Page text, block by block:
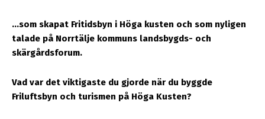
…som skapat Fritidsbyn i Höga kusten och som nyligen
talade på Norrtälje kommuns landsbygds- och
skärgårdsforum.
Vad var det viktigaste du gjorde när du byggde
Friluftsbyn och turismen på Höga Kusten?